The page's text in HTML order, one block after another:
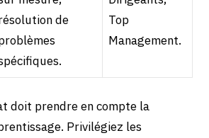
de
Top
Management.
doit prendre en compte la
Privilégiez les